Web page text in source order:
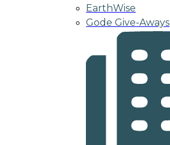
EarthWise
Gode Give-Aways